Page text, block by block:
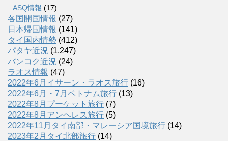
ASQ情報 (17)
各国開国情報 (27)
日本帰国情報 (141)
タイ国内情勢 (412)
パタヤ近況 (1,247)
バンコク近況 (24)
ラオス情報 (47)
2022年6月イサーン・ラオス旅行 (16)
2022年6月・7月ベトナム旅行 (13)
2022年8月プーケット旅行 (7)
2022年8月アンヘレス旅行 (5)
2022年11月タイ南部・マレーシア国境旅行 (14)
2023年2月タイ北部旅行 (14)